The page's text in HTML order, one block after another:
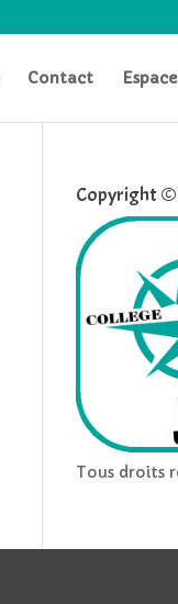
Contact
Copyright ©
Tous droits